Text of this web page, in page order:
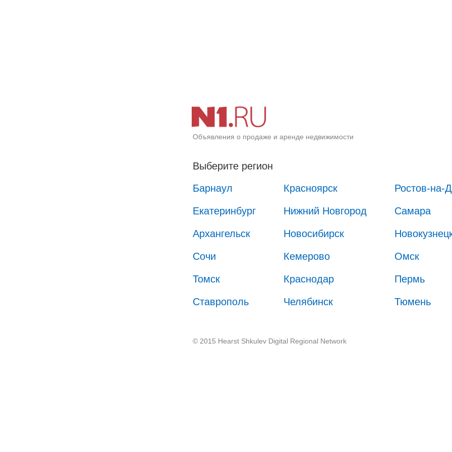
Объявления о продаже и аренде недвижимости
Выберите регион
Барнаул
Красноярск Ростов-на-
Екатеринбург Нижний Новгород Самара
Архангельск Новосибирск
Сочи Кемерово Омск
Томск Краснодар Пермь
Ставрополь Челябинск Тюмень
© 2015 Hearst Shkulev Digital Regional Network